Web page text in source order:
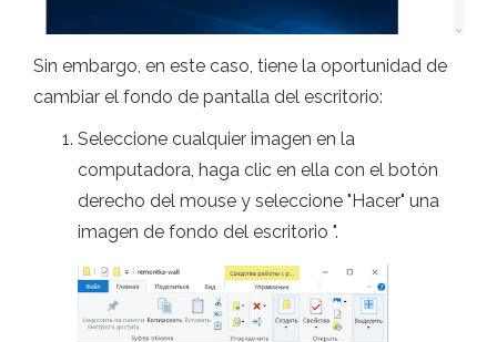
Sin embargo, en este caso, tiene la oportunidad de
cambiar el fondo de pantalla del escritorio:
Seleccione cualquier imagen en la
computadora, haga clic en ella con el botón
derecho del mouse y seleccione "Hacer" una
imagen de fondo del escritorio ".